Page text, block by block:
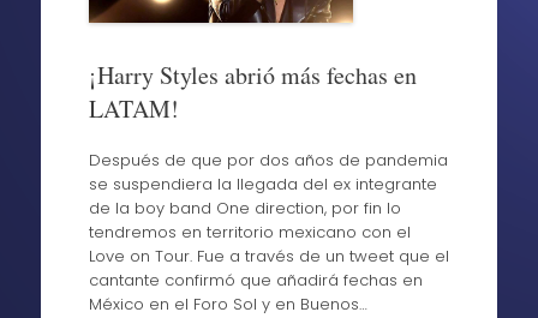
¡Harry Styles abrió más fechas en
LATAM!
Después de que por dos años de pandemia
se suspendiera la llegada del ex integrante
de la boy band One direction, por fin lo
tendremos en territorio mexicano con el
Love on Tour. Fue a través de un tweet que el
cantante confirmó que añadirá fechas en
México en el Foro Sol y en Buenos…